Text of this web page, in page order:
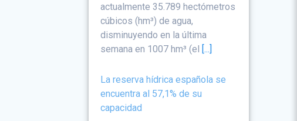
actualmente 35.789 hectómetros
cúbicos (hm³) de agua,
disminuyendo en la última
semana en 1007 hm³ (el [...]
La reserva hídrica española se
encuentra al 57,1% de su
capacidad